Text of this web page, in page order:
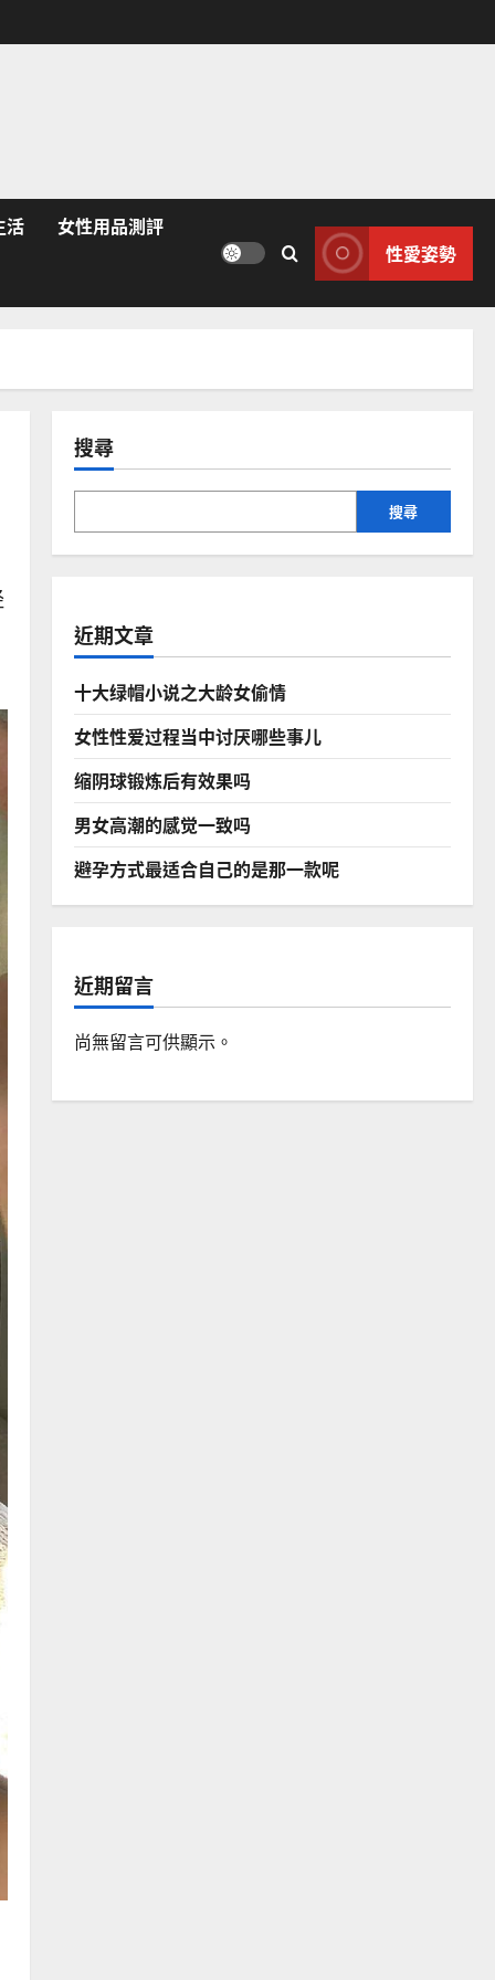
活
女性用品測評
性愛姿勢
搜尋
搜尋
近期文章
十大绿帽小说之大龄女偷情
女性性爱过程当中讨厌哪些事儿
缩阴球锻炼后有效果吗
男女高潮的感觉一致吗
避孕方式最适合自己的是那一款呢
近期留言
尚無留言可供顯示。